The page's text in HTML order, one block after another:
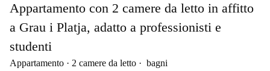
Appartamento con 2 camere da letto in affitto
a Grau i Platja, adatto a professionisti e
studenti
Appartamento 2 camere da letto bagni